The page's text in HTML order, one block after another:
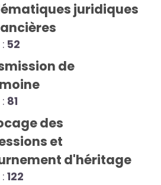
juridiques
52
de
81
des
et
d'héritage
122